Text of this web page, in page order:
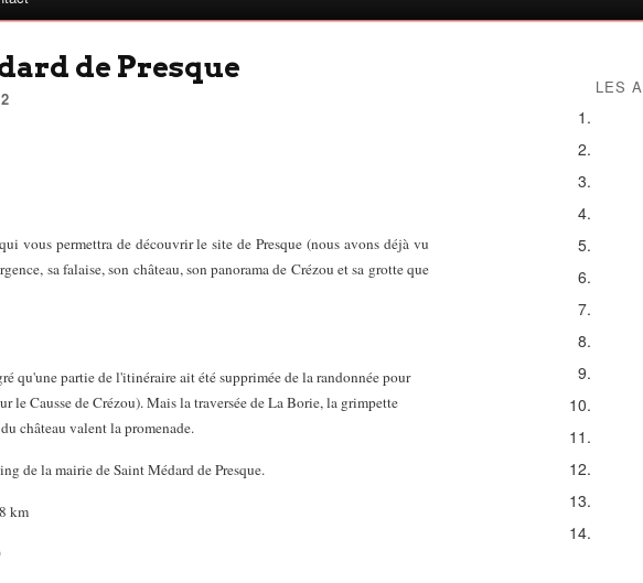
de Presque
vous permettra de découvrir le site de Presque (nous avons déjà vu
sa falaise, son château, son panorama de Crézou et sa grotte que
qu'une partie de l'itinéraire ait été supprimée de la randonnée pour
le Causse de Crézou). Mais la traversée de La Borie, la grimpette
château valent la promenade.
de la mairie de Saint Médard de Presque.
km
LES